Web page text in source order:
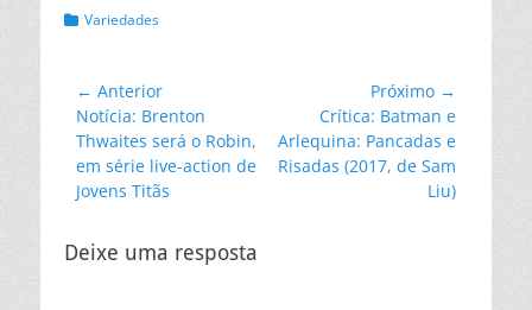
Categorias:
Variedades
Navegação
de
Post
← Anterior
Post
anterior:
Notícia: Brenton
Thwaites será o Robin,
em série live-action de
Jovens Titãs
Próximo →
Próximo
post:
Crítica: Batman e
Arlequina: Pancadas e
Risadas (2017, de Sam
Liu)
Deixe uma resposta